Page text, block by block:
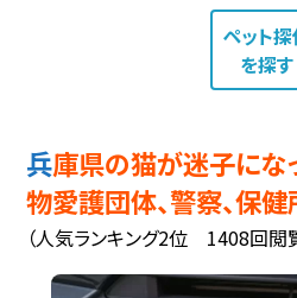
ペット
を探す
兵庫県の猫が迷子になった時の相談先（動
物愛護団体、警察、保健
（人気ランキング2位 1408回閲